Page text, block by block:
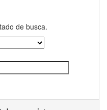
de busca.